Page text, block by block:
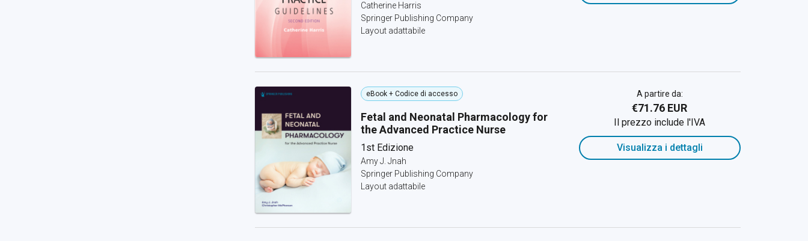
Catherine Harris
Springer Publishing Company
Layout adattabile
eBook + Codice di accesso
Fetal and Neonatal Pharmacology for
the Advanced Practice Nurse
1st Edizione
Amy J. Jnah
Springer Publishing Company
Layout adattabile
A partire da:
€71.76 EUR
Il prezzo include l'IVA
Visualizza i dettagli